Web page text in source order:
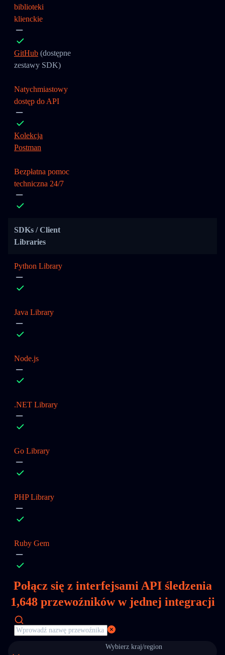
biblioteki
klienckie
GitHub (dostępne
zestawy SDK)
Natychmiastowy
dostęp do API
Kolekcja
Postman
Bezpłatna pomoc
techniczna 24/7
SDKs / Client
Libraries
Python Library
Java Library
Node.js
.NET Library
Go Library
PHP Library
Ruby Gem
Połącz się z interfejsami API śledzenia
1,648przewoźników w jednej integracji
Wybierz kraj/region